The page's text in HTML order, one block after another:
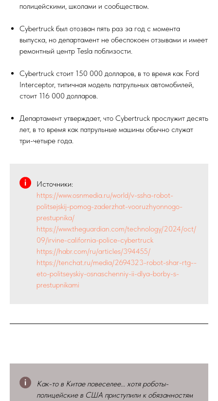
полицейскими, школами и сообществом.
Cybertruck был отозван пять раз за год с момента
выпуска, но департамент не обеспокоен отзывами и имеет
ремонтный центр Tesla поблизости.
Cybertruck стоит 150 000 долларов, в то время как Ford
Interceptor, типичная модель патрульных автомобилей,
стоит 116 000 долларов.
Департамент утверждает, что Cybertruck прослужит десять
лет, в то время как патрульные машины обычно служат
три-четыре года.
Источники:
https://www.osnmedia.ru/world/v-ssha-robot-
politsejskij-pomog-zaderzhat-vooruzhyonnogo-
prestupnika/
https://www.theguardian.com/technology/2024/oct/
09/irvine-california-police-cybertruck
https://habr.com/ru/articles/394455/
https://tenchat.ru/media/2694323-robot-shar-rtg--
eto-politseyskiy-osnaschenniy-ii-dlya-borby-s-
prestupnikami
Как-то в Китае повеселее... хотя роботы-
полицейские в США приступили к обязанностям